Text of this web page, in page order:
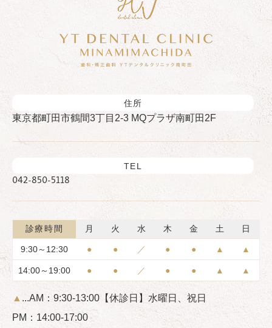
住所
東京都町田市鶴間3丁目2-3 MQプラザ南町田2F
TEL
042-850-5118
診療時間 月 火 水 木 金 土 日
9:30～12:30 ● ● ／ ● ● ▲ ▲
14:00～19:00 ● ● ／ ● ● ▲ ▲
▲ ...AM：9:30-13:00
PM：14:00-17:00
【休診日】水曜日、祝日